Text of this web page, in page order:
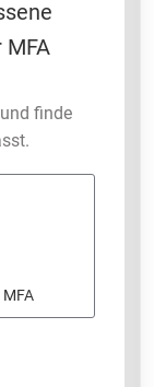
MFA
finde